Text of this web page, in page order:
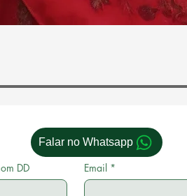
DD Email *
Falar no Whatsapp